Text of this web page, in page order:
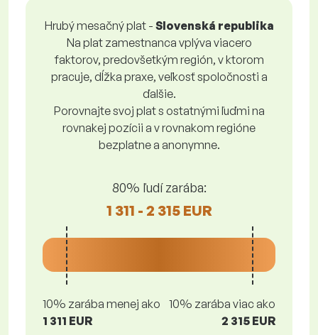
Hrubý mesačný plat - Slovenská republika
Na plat zamestnanca vplýva viacero
faktorov, predovšetkým región, v ktorom
pracuje, dĺžka praxe, veľkosť spoločnosti a
ďalšie.
Porovnajte svoj plat s ostatnými ľuďmi na
rovnakej pozícii a v rovnakom regióne
bezplatne a anonymne.
80% ľudí zarába:
1 311 - 2 315 EUR
10% zarába menej ako
1 311 EUR
10% zarába viac ako
2 315 EUR